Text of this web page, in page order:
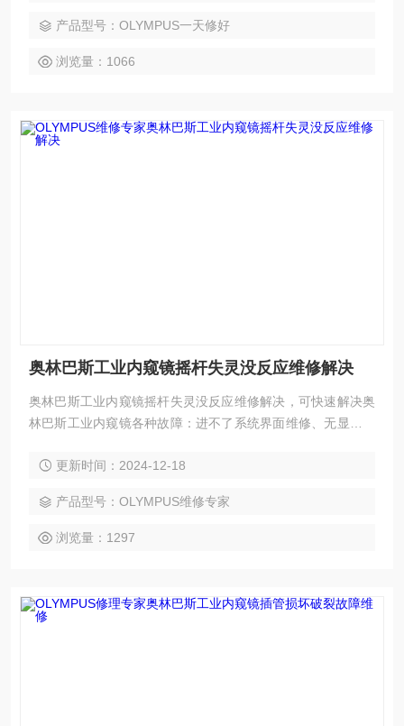
指示灯不亮、触摸屏死机；触摸屏灯管不亮；触摸屏玻璃烂维
修更换触摸屏触摸偏移；触摸屏不能触摸；触摸屏一半可以触
产品型号：OLYMPUS一天修好
浏览量：1066
奥林巴斯工业内窥镜摇杆失灵没反应维修解决
奥林巴斯工业内窥镜摇杆失灵没反应维修解决，可快速解决奥
林巴斯工业内窥镜各种故障：进不了系统界面维修、无显示维
晶屏显示竖条、横条、多画面，以及液晶屏显示各种疑难杂
指示灯不亮、触摸屏死机；触摸屏灯管不亮；触摸屏玻璃烂维
修更换触摸屏触摸偏移；触摸屏不能触摸；触摸屏一半可以触
更新时间：2024-12-18
产品型号：OLYMPUS维修专家
浏览量：1297